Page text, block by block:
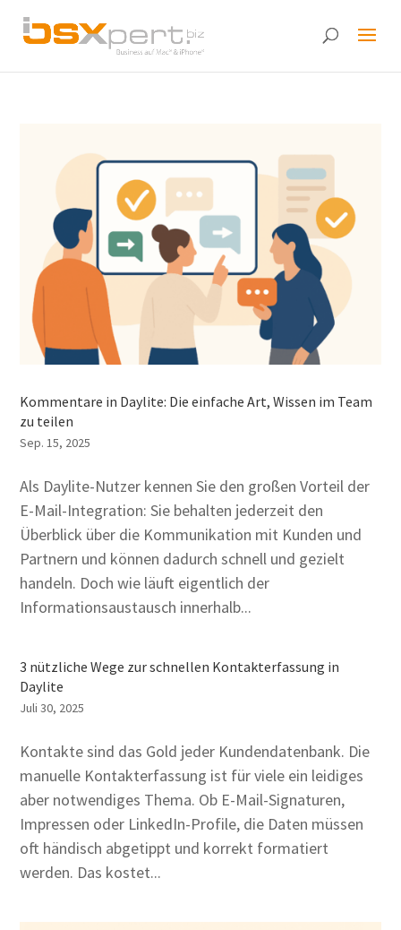
Kommentare in Daylite: Die einfache Art, Wissen im Team
zu teilen
Sep. 15, 2025
Als Daylite-Nutzer kennen Sie den großen Vorteil der
E-Mail-Integration: Sie behalten jederzeit den
Überblick über die Kommunikation mit Kunden und
Partnern und können dadurch schnell und gezielt
handeln. Doch wie läuft eigentlich der
Informationsaustausch innerhalb...
3 nützliche Wege zur schnellen Kontakterfassung in
Daylite
Juli 30, 2025
Kontakte sind das Gold jeder Kundendatenbank. Die
manuelle Kontakterfassung ist für viele ein leidiges
aber notwendiges Thema. Ob E-Mail-Signaturen,
Impressen oder LinkedIn-Profile, die Daten müssen
oft händisch abgetippt und korrekt formatiert
werden. Das kostet...